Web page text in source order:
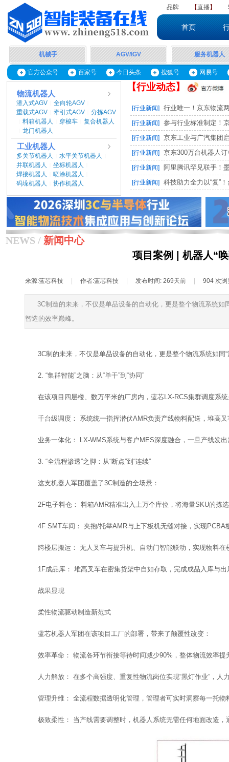
品牌 【直播】
首页
机械手 服务机器人
AGV/IGV
官方公众号 百家号 今日头条 搜狐号 网易号
【行业动态】
物流机器人
潜入式AGV 全向轮AGV
重载式AGV 牵引式AGV 分拣AGV
料箱机器人 穿梭车 复合机器人
龙门机器人
工业机器人
多关节机器人 水平关节机器人
并联机器人 坐标机器人
焊接机器人 喷涂机器人
码垛机器人 协作机器人
[行业新闻] 行业唯一！京东物流
[行业新闻] 参与行业标准制定！
[行业新闻] 京东工业与广汽集团
[行业新闻] 京东300万台机器人
[行业新闻] 阿里腾讯罕见联手！
[行业新闻] 科技助力全力以“复”
NEWS / 新闻中心
项目案例 | 机器人“
来源:蓝芯科技 作者:蓝芯科技 发布时间: 269天前 904 次浏
3C制造的未来，不仅是单品设备的自动化，更是整个物流系统
智造的效率巅峰。
3C制的未来，不仅是单品设备的自动化，更是整个物流系统如
2. “集群智能”之脑：从“单干”到“协同”
在该项目四层楼、数万平米的厂房内，蓝芯LX-RCS集群调度系统
千台级调度： 系统统一指挥潜伏AMR负责产线物料配送，堆高
业务一体化： LX-WMS系统与客户MES深度融合，一旦产线发
3. “全流程渗透”之脚：从“断点”到“连续”
这支机器人军团覆盖了3C制造的全场景：
2F电子料仓： 料箱AMR精准出入上万个库位，将海量SKU的拣
4F SMT车间： 夹抱/托举AMR与上下板机无缝对接，实现PCBA
跨楼层搬运： 无人叉车与提升机、自动门智能联动，实现物料在
1F成品库： 堆高叉车在密集货架中自如存取，完成成品入库与
战果显现
柔性物流驱动制造新范式
蓝芯机器人军团在该项目工厂的部署，带来了颠覆性改变：
效率革命： 物流各环节衔接等待时间减少90%，整体物流效率
人力解放： 在多个高强度、重复性物流岗位实现“黑灯作业”，人
管理升维： 全流程数据透明化管理，管理者可实时洞察每一托物
极致柔性： 当产线需要调整时，机器人系统无需任何地面改造